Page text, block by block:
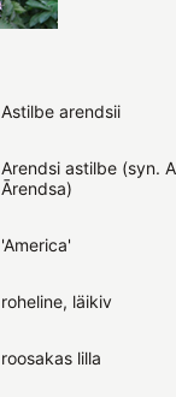
Astilbe arendsii
Arendsi astilbe (syn.
Ārendsa)
'America'
roheline, läikiv
roosakas lilla